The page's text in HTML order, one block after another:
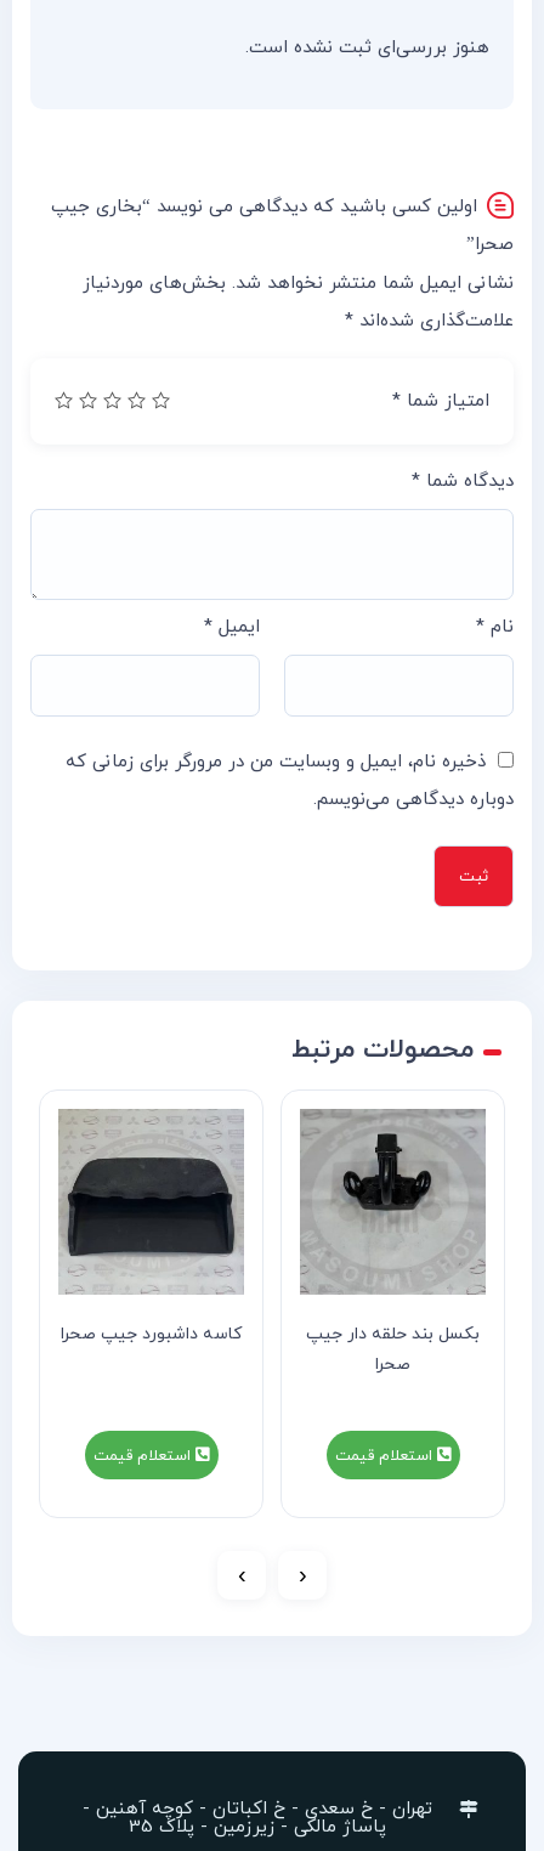
هنوز بررسی‌ای ثبت نشده است.
اولین کسی باشید که دیدگاهی می نویسد “بخاری جیپ
صحرا”
نشانی ایمیل شما منتشر نخواهد شد. بخش‌های موردنیاز
علامت‌گذاری شده‌اند *
امتیاز شما *
دیدگاه شما *
نام * ایمیل *
ذخیره نام، ایمیل و وبسایت من در مرورگر برای زمانی که
دوباره دیدگاهی می‌نویسم.
محصولات مرتبط
بکسل بند حلقه دار جیپ
صحرا
استعلام قیمت
کاسه داشبورد جیپ صحرا
استعلام قیمت
‹
›
تهران - خ سعدی - خ اکباتان - کوچه آهنین -
پاساژ مالکی - زیرزمین - پلاک 35